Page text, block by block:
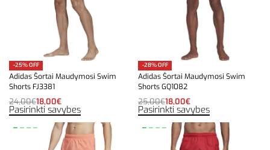
-25% OFF
Adidas Šortai Maudymosi Swim
Shorts FJ3381
24,00€18,00€
Pasirinkti savybes
-28% OFF
Adidas Šortai Maudymosi Swim
Shorts GQ1082
25,00€18,00€
Pasirinkti savybes